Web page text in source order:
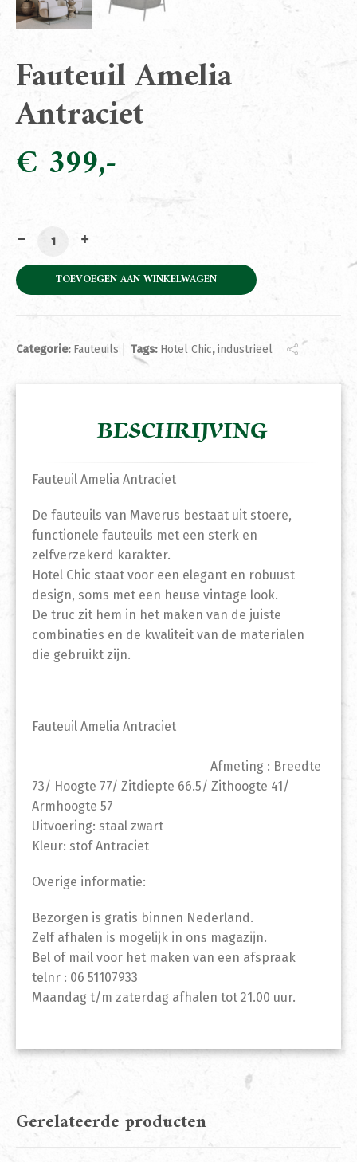
Fauteuil Amelia
Antraciet
€ 399
Fauteuil Amelia Antraciet aantal
TOEVOEGEN AAN WINKELWAGEN
Categorie: Fauteuils Tags: Hotel Chic,industrieel
BESCHRIJVING
Fauteuil Amelia Antraciet
De fauteuils van Maverus bestaat uit stoere,
functionele fauteuils met een sterk en
zelfverzekerd karakter.
Hotel Chic staat voor een elegant en robuust
design, soms met een heuse vintage look.
De truc zit hem in het maken van de juiste
combinaties en de kwaliteit van de materialen
die gebruikt zijn.
Fauteuil Amelia Antraciet
Afmeting : Breedte
73/ Hoogte 77/ Zitdiepte 66.5/ Zithoogte 41/
Armhoogte 57
Uitvoering: staal zwart
Kleur: stof Antraciet
Overige informatie:
Bezorgen is gratis binnen Nederland.
Zelf afhalen is mogelijk in ons magazijn.
Bel of mail voor het maken van een afspraak
telnr : 06 51107933
Maandag t/m zaterdag afhalen tot 21.00 uur.
Gerelateerde producten